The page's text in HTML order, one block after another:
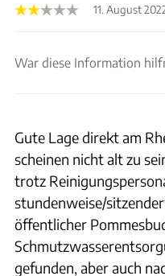
11. August
War diese Information
Gute Lage direkt am
scheinen nicht alt zu
trotz
stundenweise/
öffentlicher
gefunden, aber auch